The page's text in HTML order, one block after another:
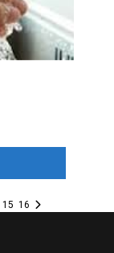
15 16